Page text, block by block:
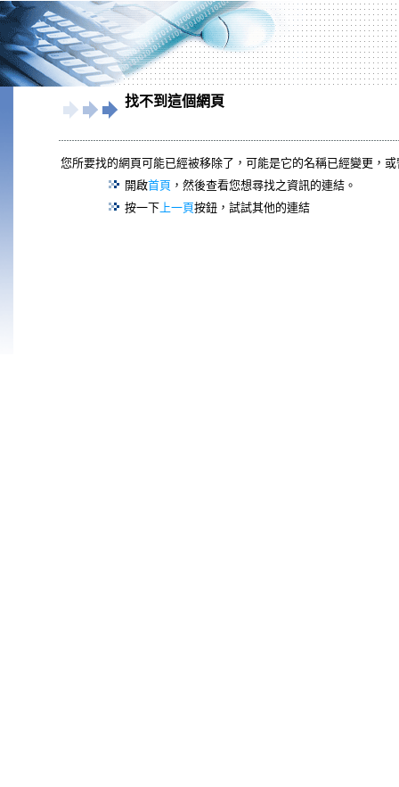
找不到這個網頁
您所要找的網頁可能已經被移除了，可能是它的名稱已經變更，
開啟首頁 ，然後查看您想尋找之資訊的連結。
按一下上一頁按鈕，試試其他的連結